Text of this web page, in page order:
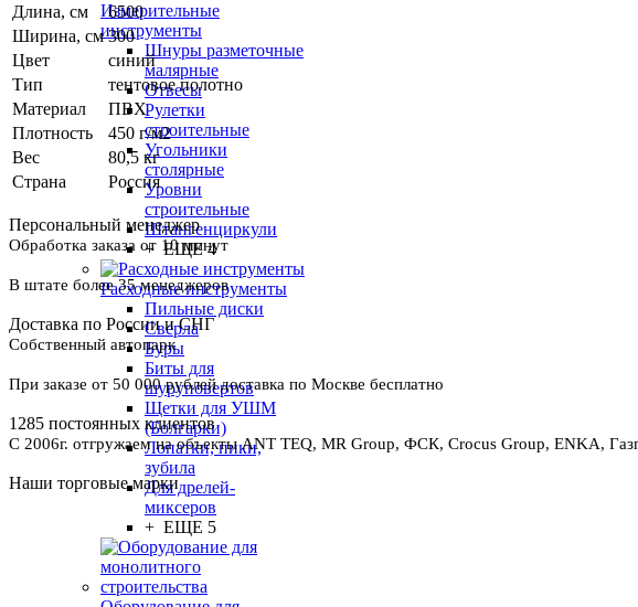
Измерительные
инструменты
Шнуры разметочные
малярные
Отвесы
Рулетки
строительные
Угольники
столярные
Уровни
строительные
Штангенциркули
+ ЕЩЕ 4
Расходные инструменты
Пильные диски
Сверла
Буры
Биты для
шуруповертов
Щетки для УШМ
(Болгарки)
Лопатки, пики,
зубила
Для дрелей-
миксеров
+ ЕЩЕ 5
Длина, см
6500
Ширина, см 300
Цвет
синий
Тип
тентовое полотно
Материал
ПВХ
Плотность
450 г/м2
Вес
80,5 кг
Страна
Россия
Персональный менеджер
Обработка заказа от 10 минут
В штате более 35 менеджеров
Доставка по России и СНГ
Собственный автопарк
При заказе от 50 000 рублей доставка по Москве бесплатно
1285 постоянных клиентов
С 2006г. отгружаем на объекты ANT TEQ, MR Group, ФСК, Crocus Group, ENKA,
Наши торговые марки